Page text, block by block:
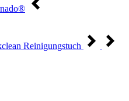
Reinigungstuch